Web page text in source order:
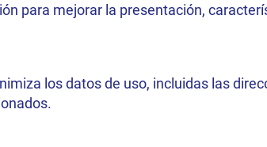
para mejorar la presentación,
los datos de uso, incluidas las